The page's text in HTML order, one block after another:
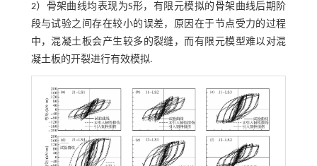
2）骨架曲线均表现为S形，有限元模拟的骨架曲线后期阶
段与试验之间存在较小的误差，原因在于节点受力的过程
中，混凝土板会产生较多的裂缝，而有限元模型难以对混
凝土板的开裂进行有效模拟.